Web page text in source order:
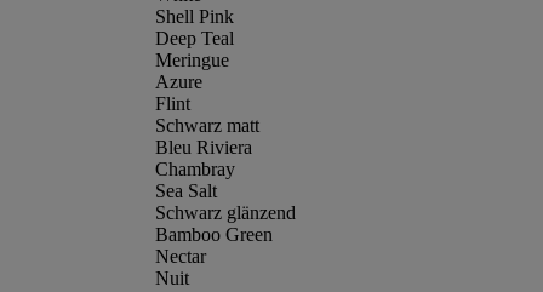
Shell Pink
Deep Teal
Meringue
Azure
Flint
Schwarz matt
Bleu Riviera
Chambray
Sea Salt
Schwarz glänzend
Bamboo Green
Nectar
Nuit